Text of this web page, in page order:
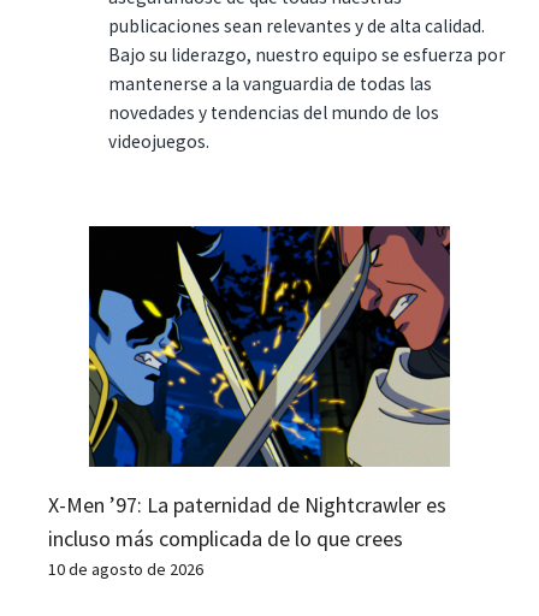
publicaciones sean relevantes y de alta calidad.
Bajo su liderazgo, nuestro equipo se esfuerza por
mantenerse a la vanguardia de todas las
novedades y tendencias del mundo de los
videojuegos.
X-Men ’97: La paternidad de Nightcrawler es
incluso más complicada de lo que crees
10 de agosto de 2026